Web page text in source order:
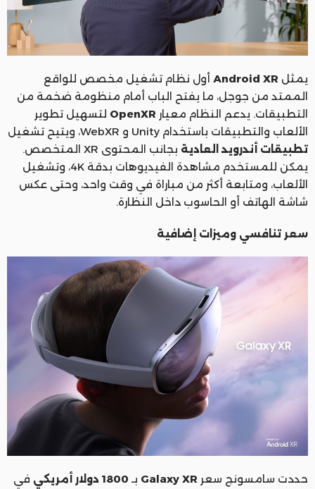
يمثل Android XR أول نظام تشغيل مخصص للواقع
الممتد من جوجل، ما يفتح الباب أمام منظومة ضخمة من
التطبيقات. يدعم النظام معيار OpenXR لتسهيل تطوير
الألعاب والتطبيقات باستخدام Unity و WebXR، ويتيح تشغيل
تطبيقات أندرويد العادية بجانب المحتوى XR المتخصص.
يمكن للمستخدم مشاهدة الفيديوهات بدقة 4K، وتشغيل
الألعاب، ومتابعة أكثر من مباراة في وقت واحد، وحتى عكس
شاشة الهاتف أو الحاسوب داخل النظارة.
سعر تنافسي وميزات إضافية
حددت سامسونج سعر Galaxy XR بـ 1800 دولار أمريكي
في